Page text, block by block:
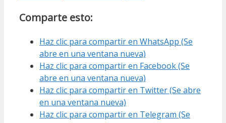
Comparte esto:
Haz clic para compartir en WhatsApp (Se
abre en una ventana nueva)
Haz clic para compartir en Facebook (Se
abre en una ventana nueva)
Haz clic para compartir en Twitter (Se abre
en una ventana nueva)
Haz clic para compartir en Telegram (Se